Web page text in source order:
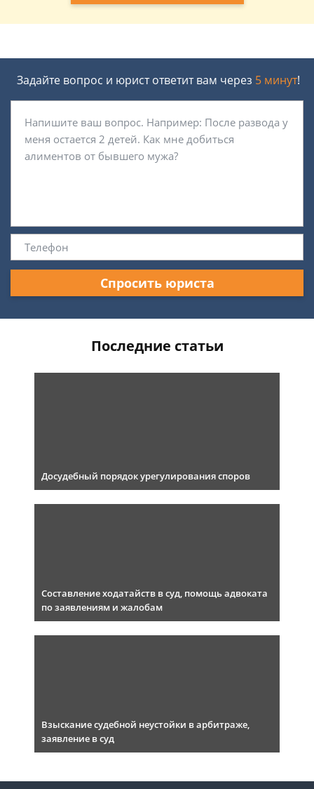
Задайте вопрос и юрист ответит вам через 5 минут!
Спросить юриста
Последние статьи
Досудебный порядок урегулирования споров
Составление ходатайств в суд, помощь адвоката
по заявлениям и жалобам
Взыскание судебной неустойки в арбитраже,
заявление в суд